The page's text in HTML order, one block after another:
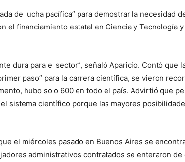
de lucha pacífica” para demostrar la necesidad
el financiamiento estatal en Ciencia y Tecnología
dura para el sector”, señaló Aparicio. Contó que
paso” para la carrera científica, se vieron
hubo solo 600 en todo el país. Advirtió que
sistema científico porque las mayores
el miércoles pasado en Buenos Aires se
administrativos contratados se enteraron de